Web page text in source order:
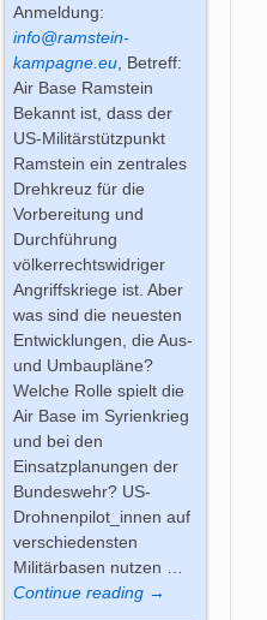
Anmeldung:
info@ramstein-
kampagne.eu, Betreff:
Air Base Ramstein
Bekannt ist, dass der
US-Militärstützpunkt
Ramstein ein zentrales
Drehkreuz für die
Vorbereitung und
Durchführung
völkerrechtswidriger
Angriffskriege ist. Aber
was sind die neuesten
Entwicklungen, die Aus-
und Umbaupläne?
Welche Rolle spielt die
Air Base im Syrienkrieg
und bei den
Einsatzplanungen der
Bundeswehr? US-
Drohnenpilot_innen auf
verschiedensten
Militärbasen nutzen
Continue reading →